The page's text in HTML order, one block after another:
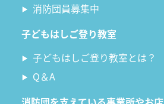
消防団員募集中
子どもはしご登り教室
子どもはしご登り教室とは？
Q＆A